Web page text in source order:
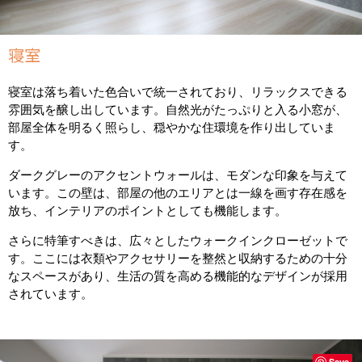
寝室
寝室は落ち着いた色合いで統一されており、リラックスできる
雰囲気を醸し出しています。自然光がたっぷりと入る小窓が、
部屋全体を明るく照らし、穏やかな住環境を作り出していま
す。
ダークグレーのアクセントウォールは、モダンな印象を与えて
います。この壁は、部屋の他のエリアとは一線を画す存在感を
放ち、インテリアのポイントとしても機能します。
さらに特筆すべきは、広々としたウォークインクローゼットで
す。ここには衣類やアクセサリーを整然と収納するための十分
なスペースがあり、生活の質を高める機能的なデザインが採用
されています。